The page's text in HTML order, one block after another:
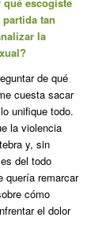
escogiste
tan
la
de qué
cuesta sacar
unifique todo.
la violencia
y, sin
del todo
quería remarcar
cómo
el dolor